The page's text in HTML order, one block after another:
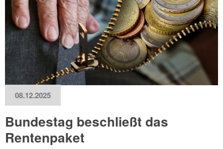
08.12.2025
Bundestag beschließt das
Rentenpaket